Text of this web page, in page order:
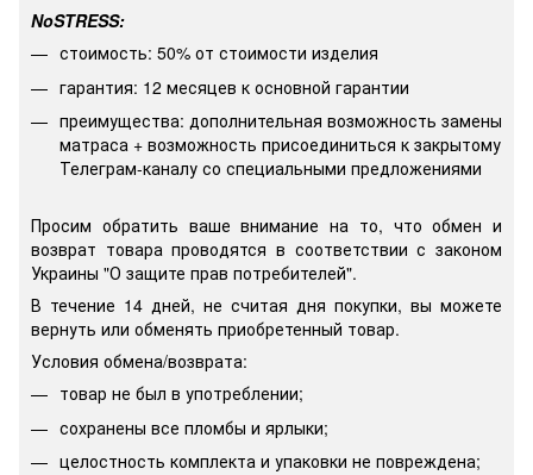
NoSTRESS:
стоимость: 50% от стоимости изделия
гарантия: 12 месяцев к основной гарантии
преимущества: дополнительная возможность замены
матраса + возможность присоединиться к закрытому
Телеграм-каналу со специальными предложениями
Просим обратить ваше внимание на то, что обмен и
возврат товара проводятся в соответствии с законом
Украины "О защите прав потребителей".
В течение 14 дней, не считая дня покупки, вы можете
вернуть или обменять приобретенный товар.
Условия обмена/возврата:
товар не был в употреблении;
сохранены все пломбы и ярлыки;
целостность комплекта и упаковки не повреждена;